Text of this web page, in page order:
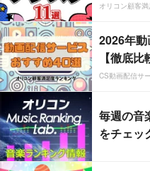
オリコン顧客
2026年
【徹底比
CS動画配信サ
毎週の音
をチェッ